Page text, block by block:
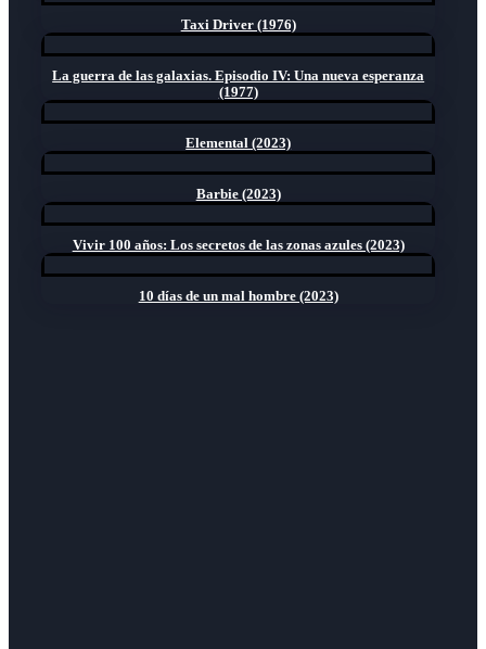
Taxi Driver (1976)
La guerra de las galaxias. Episodio IV: Una nueva esperanza
(1977)
Elemental (2023)
Barbie (2023)
Vivir 100 años: Los secretos de las zonas azules (2023)
10 días de un mal hombre (2023)